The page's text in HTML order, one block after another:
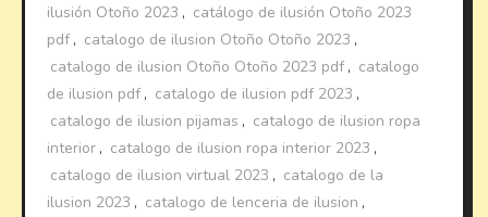
ilusión Otoño 2023 , catálogo de ilusión Otoño 2023
pdf , catalogo de ilusion Otoño Otoño 2023 ,
catalogo de ilusion Otoño Otoño 2023 pdf , catalogo
de ilusion pdf , catalogo de ilusion pdf 2023 ,
catalogo de ilusion pijamas , catalogo de ilusion ropa
interior , catalogo de ilusion ropa interior 2023 ,
catalogo de ilusion virtual 2023 , catalogo de la
ilusion 2023 , catalogo de lenceria de ilusion ,